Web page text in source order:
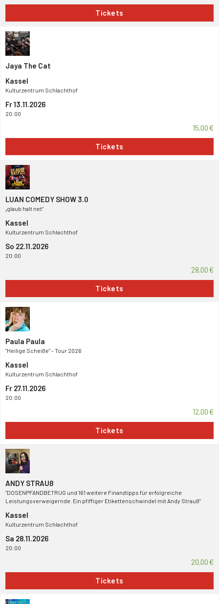
Tickets
Jaya The Cat
Kassel
Kulturzentrum Schlachthof
Fr 13.11.2026
20:00
15,00 €
Tickets
LUAN COMEDY SHOW 3.0
„glaub halt net“
Kassel
Kulturzentrum Schlachthof
So 22.11.2026
20:00
28,00 €
Tickets
Paula Paula
"Heilige Scheiße" - Tour 2026
Kassel
Kulturzentrum Schlachthof
Fr 27.11.2026
20:00
12,00 €
Tickets
ANDY STRAUß
"DOSENPFANDBETRUG und 161 weitere Finanztipps für erfolgreiche
Leistungsverweigernde. Ein pfiffiger Etikettenschwindel mit Andy Strauß"
Kassel
Kulturzentrum Schlachthof
Sa 28.11.2026
20:00
20,00 €
Tickets